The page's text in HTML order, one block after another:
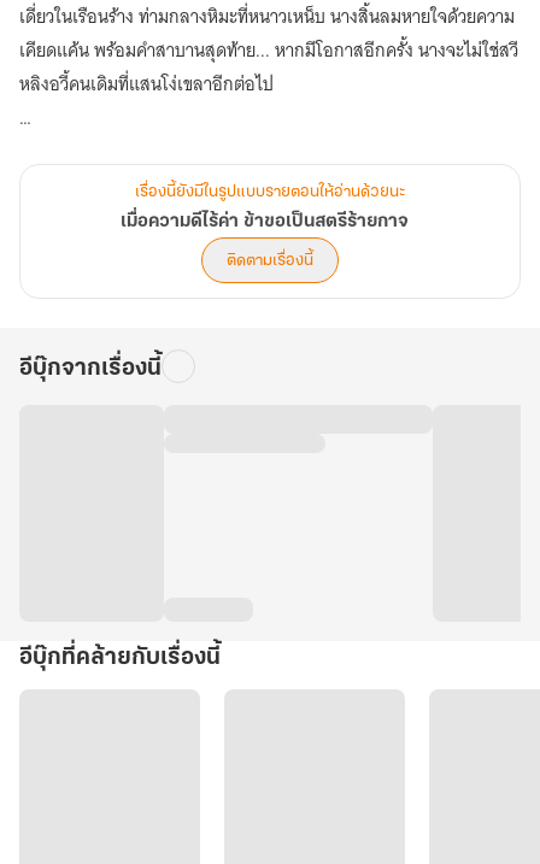
เดี่ยวในเรือนร้าง ท่ามกลางหิมะที่หนาวเหน็บ นางสิ้นลมหายใจด้วยความ
เคียดแค้น พร้อมคำสาบานสุดท้าย... หากมีโอกาสอีกครั้ง นางจะไม่ใช่สวี
หลิงอวี้คนเดิมที่แสนโง่เขลาอีกต่อไป
หมั้นหมายสามเดือน
ในเมื่อความเมตตาปกป้องชีวิตไม่ได้ นางจึงเลือกเดินเส้นทางของ "สตรี
ร้ายกาจ" ที่ทุกคนชิงชัง! นางกระชากหน้ากากพี่สาวจอมมารยาที่แสร้ง
ถอนหมั้นบุรุษสารเลวให้โลกตะลึง! พลิกโฉมจากคุณหนูผู้เรียบร้อยอ่อน
หวาน กลายเป็นนางมารผู้เยือกเย็นที่วางแผนซ้อนแผน ตลบหลังศัตรูได้
"หากเจ้าอยากเผาเมืองหลวงให้วอดวาย ข้าผู้นี้จะเป็นคนยื่นคบเพลิงให้
เจ้าเอง"
เรื่องนี้ยังมีในรูปแบบรายตอนให้อ่านด้วยนะ
เมื่อความดีไร้ค่า ข้าขอเป็นสตรีร้ายกาจ
ติดตามเรื่องนี้
อีบุ๊กจากเรื่องนี้
อีบุ๊กที่คล้ายกับเรื่องนี้